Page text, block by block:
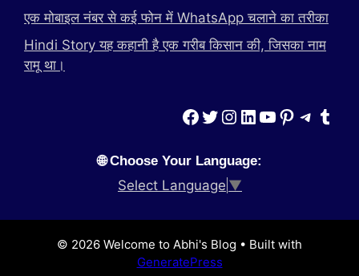
एक मोबाइल नंबर से कई फोन में WhatsApp चलाने का तरीका
Hindi Story यह कहानी है एक गरीब किसान की, जिसका नाम
रामू था।
Facebook
Twitter
Instagram
LinkedIn
YouTube
Pinterest
🌐 Choose Your Language:
Select Language ▼
© 2026 Welcome to Abhi's Blog • Built with
GeneratePress